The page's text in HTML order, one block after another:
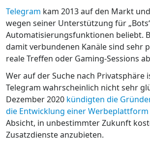
Telegram kam 2013 auf den Markt
wegen seiner Unterstützung für
Automatisierungsfunktionen beliebt.
damit verbundenen Kanäle sind sehr
reale Treffen oder Gaming-Sessions
Wer auf der Suche nach Privatsphäre
Telegram wahrscheinlich nicht sehr
Dezember 2020 kündigten die
die Entwicklung einer Werbeplattform
Absicht, in unbestimmter Zukunft
Zusatzdienste anzubieten.